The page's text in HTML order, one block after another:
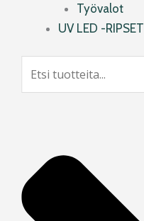
Työvalot
UV LED -RIPSET